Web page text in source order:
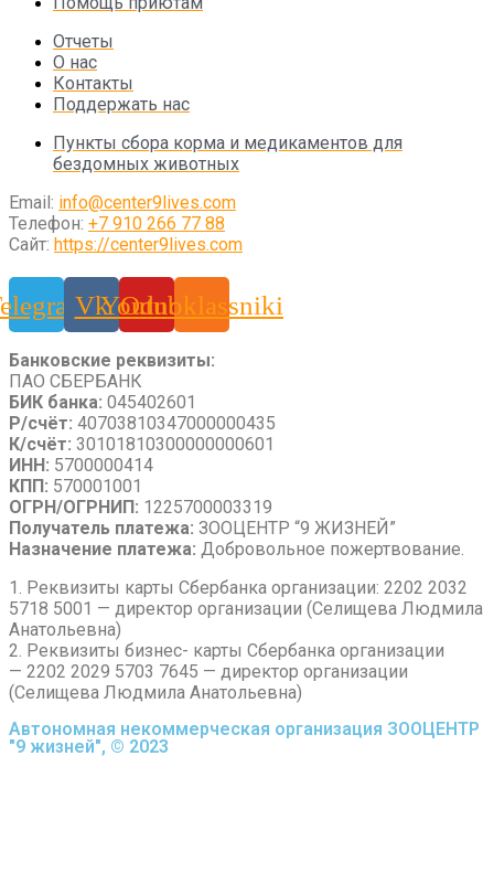
Отчеты
О нас
Контакты
Поддержать нас
Пункты сбора корма и медикаментов для
бездомных животных
Email: info@center9lives.com
Телефон: +7 910 266 77 88
Сайт: https://center9lives.com
VkYoutube
Odnoklassniki
Банковские реквизиты:
ПАО СБЕРБАНК
БИК банка: 045402601
Р/счёт: 40703810347000000435
К/счёт: 30101810300000000601
ИНН: 5700000414
КПП: 570001001
ОГРН/ОГРНИП: 1225700003319
Получатель платежа: ЗООЦЕНТР “9 ЖИЗНЕЙ”
Назначение платежа: Добровольное пожертвование.
1. Реквизиты карты Сбербанка организации: 2202 2032
5718 5001 — директор организации (Селищева Людмила
Анатольевна)
2. Реквизиты бизнес- карты Сбербанка организации
— 2202 2029 5703 7645 — директор организации
(Селищева Людмила Анатольевна)
Автономная некоммерческая организация ЗООЦЕНТР
"9 жизней", © 2023